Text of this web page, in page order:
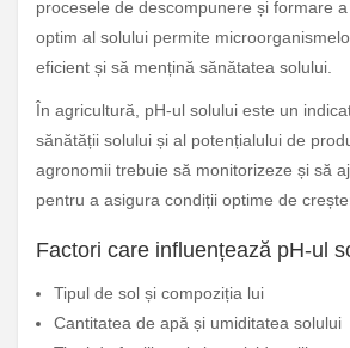
procesele de descompunere și formare
optim al solului permite
eficient și să mențină sănătatea solului.
În agricultură, pH-ul solului este un
sănătății solului și al potențialului de
agronomii trebuie să monitorizeze și să
pentru a asigura condiții optime de
Factori care influențează pH-ul
Tipul de sol și compoziția lui
Cantitatea de apă și umiditatea solului